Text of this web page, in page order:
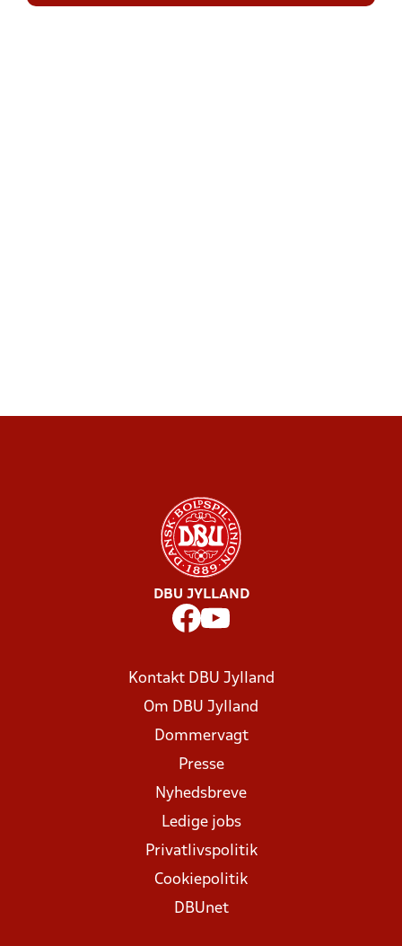
DBU JYLLAND
Kontakt DBU Jylland
Om DBU Jylland
Dommervagt
Presse
Nyhedsbreve
Ledige jobs
Privatlivspolitik
Cookiepolitik
DBUnet